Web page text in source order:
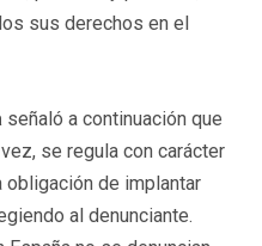
sus derechos en el
señaló a continuación que
se regula con carácter
de implantar
al denunciante.